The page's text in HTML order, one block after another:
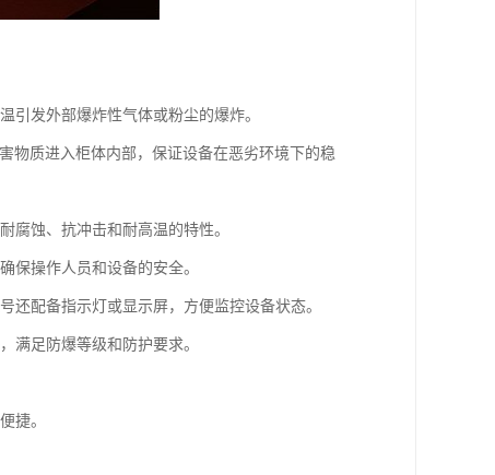
引发外部爆炸性气体或粉尘的爆炸。
物质进入柜体内部，保证设备在恶劣环境下的稳
腐蚀、抗冲击和耐高温的特性。
保操作人员和设备的安全。
还配备指示灯或显示屏，方便监控设备状态。
满足防爆等级和防护要求。
捷。